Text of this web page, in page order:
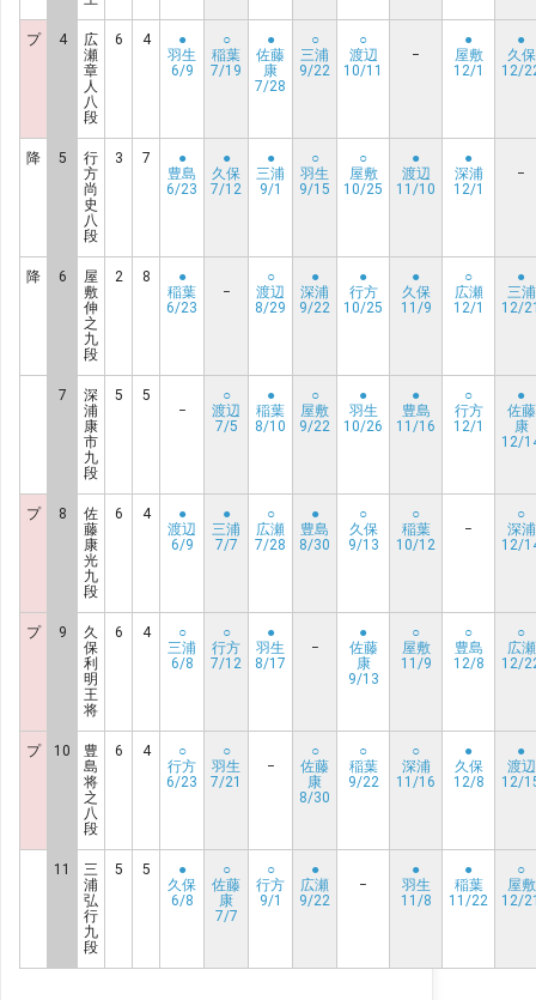
プ 4
広
瀬
章
人
八
段
6 4
●
羽生
6/9
○
稲葉
7/19
●
佐藤
康
7/28
○
三浦
9/22
○
渡辺
10/11
−
●
屋敷
12/1
●
久保
12/
降 5
行
方
尚
史
八
段
3 7
●
豊島
6/23
●
久保
7/12
●
三浦
9/1
○
羽生
9/15
○
屋敷
10/25
●
渡辺
11/10
●
深浦
12/1
−
降 6
屋
敷
伸
之
九
段
2 8
●
稲葉
6/23
−
○
渡辺
8/29
●
深浦
9/22
●
行方
10/25
●
久保
11/9
○
広瀬
12/1
●
三浦
12/
7
深
浦
康
市
九
段
5
5
−
○
渡辺
7/5
●
稲葉
8/10
○
屋敷
9/22
●
羽生
10/26
●
豊島
11/16
○
行方
12/1
●
佐藤
康
12/
プ 8
佐
藤
康
光
九
段
6 4
●
渡辺
6/9
●
三浦
7/7
○
広瀬
7/28
●
豊島
8/30
○
久保
9/13
○
稲葉
10/12
−
○
深浦
12/
プ 9
久
保
利
明
王
将
6 4
○
三浦
6/8
○
行方
7/12
●
羽生
8/17
−
●
佐藤
康
9/13
○
屋敷
11/9
○
豊島
12/8
○
広瀬
12/
プ 10
豊
島
将
之
八
段
6 4
○
行方
6/23
○
羽生
7/21
−
○
佐藤
康
8/30
○
稲葉
9/22
○
深浦
11/16
●
久保
12/8
●
渡辺
12/
11
三
浦
弘
行
九
段
5 5
●
久保
6/8
○
佐藤
康
7/7
○
行方
9/1
●
広瀬
9/22
−
●
羽生
11/8
●
稲葉
11/22
○
屋敷
12/